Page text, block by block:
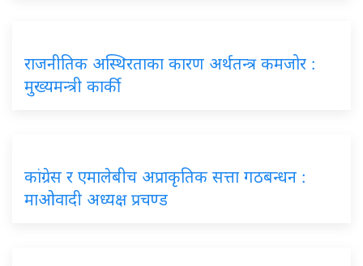
राजनीतिक अस्थिरताका कारण अर्थतन्त्र कमजोर :
मुख्यमन्त्री कार्की
कांग्रेस र एमालेबीच अप्राकृतिक सत्ता गठबन्धन :
माओवादी अध्यक्ष प्रचण्ड